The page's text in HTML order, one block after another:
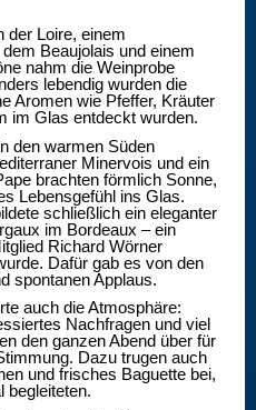
der Loire, einem
Beaujolais und einem
nahm die Weinprobe
lebendig wurden die
Aromen wie Pfeffer, Kräuter
im Glas entdeckt wurden.
den warmen Süden
Minervois und ein
brachten förmlich Sonne,
Lebensgefühl ins Glas.
schließlich ein eleganter
im Bordeaux – ein
Richard Wörner
Dafür gab es von den
spontanen Applaus.
auch die Atmosphäre:
Nachfragen und viel
den ganzen Abend über für
Dazu trugen auch
und frisches Baguette bei,
begleiteten.